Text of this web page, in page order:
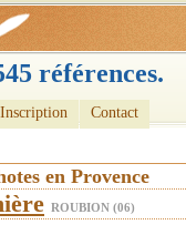
références.
Inscription Contact
en Provence
ROUBION (06)